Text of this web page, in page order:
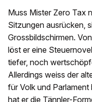
Muss Mister Zero Tax
Sitzungen ausrücken,
Grossbildschirmen.
löst er eine
tiefer, noch
Allerdings weiss der
für Volk und
hat er die Tännler-